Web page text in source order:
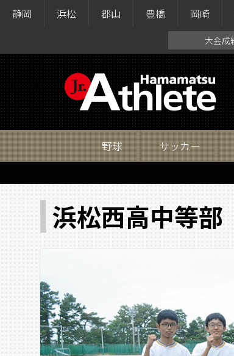
静岡 浜松 郡山 豊橋 岡崎
大会成
野球 サッカー
浜松西高中等部